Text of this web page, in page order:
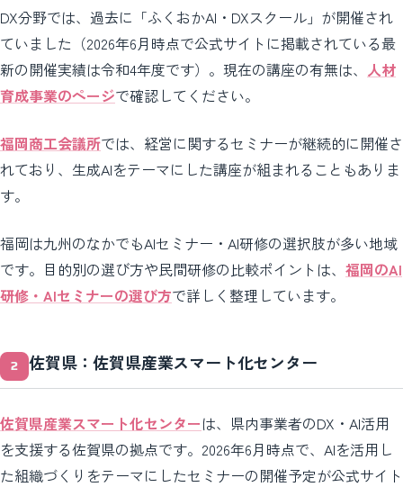
DX分野では、過去に「ふくおかAI・DXスクール」が開催され
ていました（2026年6月時点で公式サイトに掲載されている最
新の開催実績は令和4年度です）。現在の講座の有無は、 人材
育成事業のページで確認してください。
福岡商工会議所では、経営に関するセミナーが継続的に開催さ
れており、生成AIをテーマにした講座が組まれることもありま
す。
福岡は九州のなかでもAIセミナー・AI研修の選択肢が多い地域
です。目的別の選び方や民間研修の比較ポイントは、 福岡のAI
研修・AIセミナーの選び方で詳しく整理しています。
佐賀県：佐賀県産業スマート化センター
佐賀県産業スマート化センターは、県内事業者のDX・AI活用
を支援する佐賀県の拠点です。2026年6月時点で、AIを活用し
た組織づくりをテーマにしたセミナーの開催予定が公式サイト